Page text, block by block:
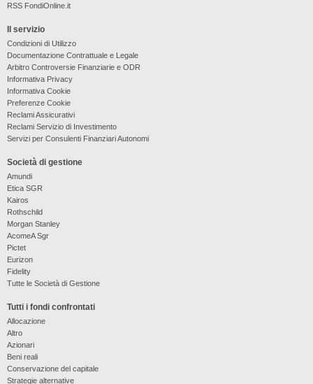
RSS FondiOnline.it
Il servizio
Condizioni di Utilizzo
Documentazione Contrattuale e Legale
Arbitro Controversie Finanziarie e ODR
Informativa Privacy
Informativa Cookie
Preferenze Cookie
Reclami Assicurativi
Reclami Servizio di Investimento
Servizi per Consulenti Finanziari Autonomi
Società di gestione
Amundi
Etica SGR
Kairos
Rothschild
Morgan Stanley
AcomeA Sgr
Pictet
Eurizon
Fidelity
Tutte le Società di Gestione
Tutti i fondi confrontati
Allocazione
Altro
Azionari
Beni reali
Conservazione del capitale
Strategie alternative